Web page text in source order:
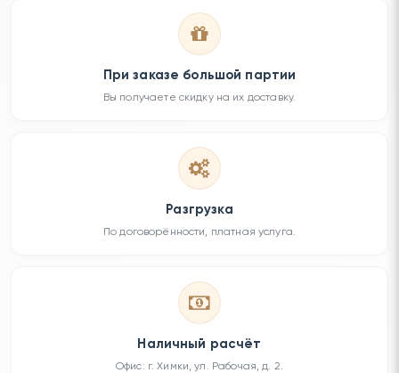
При заказе большой партии
Вы получаете скидку на их доставку.
Разгрузка
По договорённости, платная услуга.
Наличный расчёт
Офис: г. Химки, ул. Рабочая, д. 2.